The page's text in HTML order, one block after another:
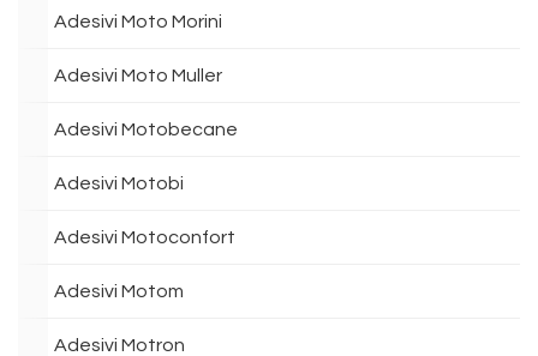
Adesivi Moto Morini
Adesivi Moto Muller
Adesivi Motobecane
Adesivi Motobi
Adesivi Motoconfort
Adesivi Motom
Adesivi Motron